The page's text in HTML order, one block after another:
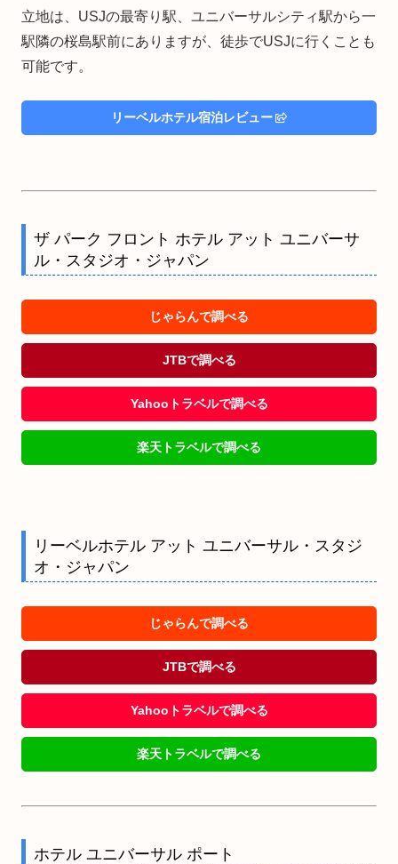
立地は、USJの最寄り駅、ユニバーサルシティ駅から一
駅隣の桜島駅前にありますが、徒歩でUSJに行くことも
可能です。
リーベルホテル宿泊レビュー
ザ パーク フロント ホテル アット ユニバーサ
ル・スタジオ・ジャパン
じゃらんで調べる
JTBで調べる
Yahooトラベルで調べる
楽天トラベルで調べる
リーベルホテル アット ユニバーサル・スタジ
オ・ジャパン
じゃらんで調べる
JTBで調べる
Yahooトラベルで調べる
楽天トラベルで調べる
ホテル ユニバーサル ポート